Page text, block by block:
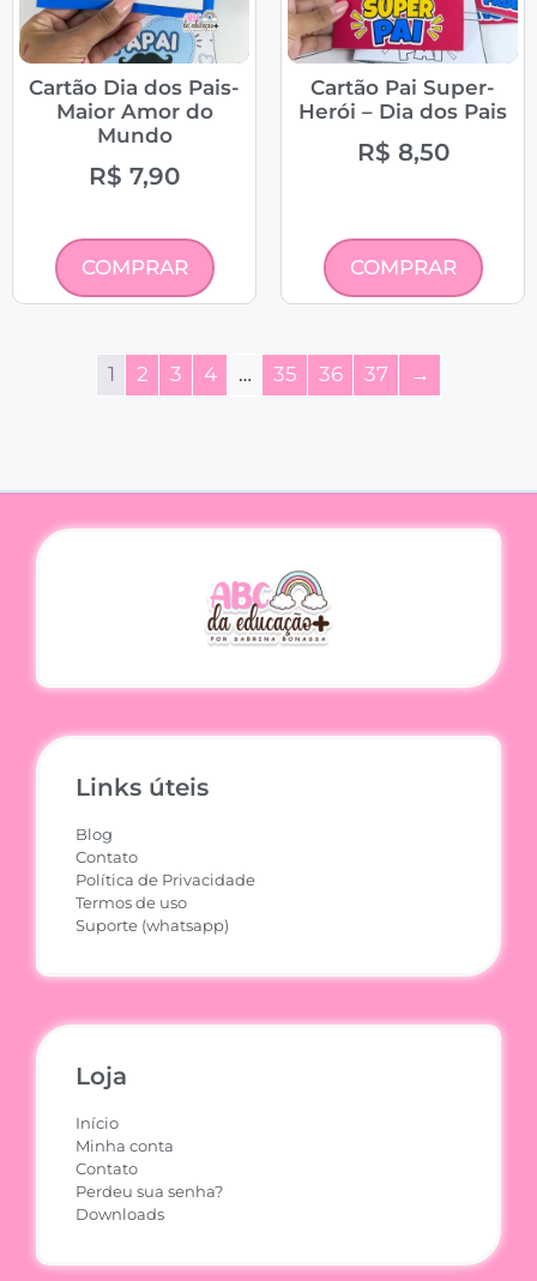
Cartão Dia dos Pais-
Maior Amor do
Mundo
R$ 7,90
COMPRAR
Cartão Pai Super-
Herói – Dia dos Pais
R$ 8,50
COMPRAR
1 2 3 4 … 35 36 37 →
Links úteis
Blog
Contato
Política de Privacidade
Termos de uso
Suporte (whatsapp)
Loja
Início
Minha conta
Contato
Perdeu sua senha?
Downloads